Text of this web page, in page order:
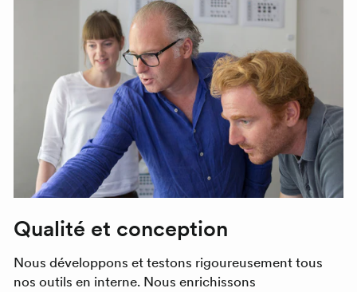
Qualité et conception
Nous développons et testons rigoureusement tous
nos outils en interne. Nous enrichissons